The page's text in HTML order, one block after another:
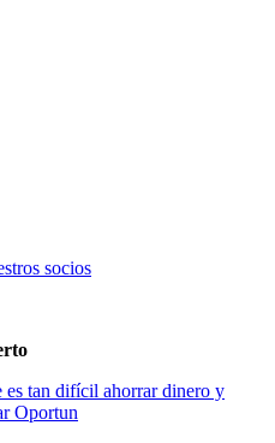
socios
es tan difícil ahorrar dinero y
Oportun